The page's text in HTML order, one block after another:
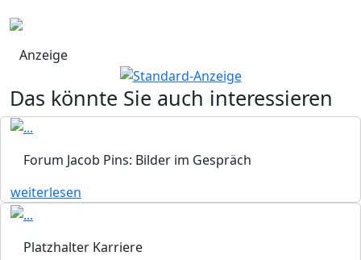
Anzeige
Das könnte Sie auch interessieren
Forum Jacob Pins: Bilder im Gespräch
weiterlesen
Platzhalter Karriere